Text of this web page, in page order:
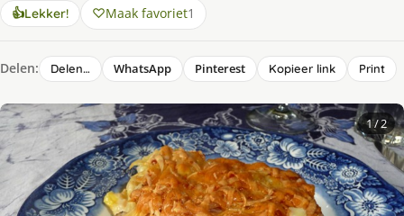
👍Lekker! Maak favoriet1
Delen: Delen… WhatsApp Pinterest Kopieer link Print
1/ 2